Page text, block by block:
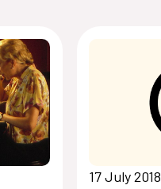
17 July 2018